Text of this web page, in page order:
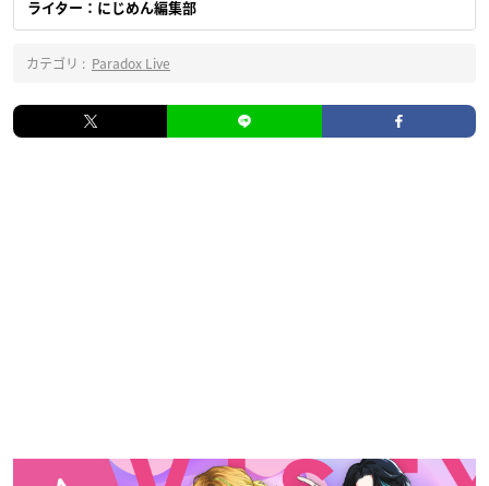
ライター：にじめん編集部
カテゴリ : Paradox Live